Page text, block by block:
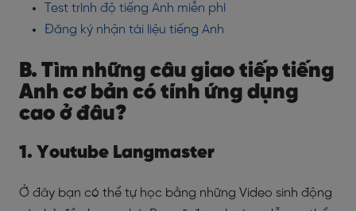
Test trình độ tiếng Anh miễn phí
Đăng ký nhận tài liệu tiếng Anh
B. Tìm những câu giao tiếp tiếng
Anh cơ bản có tính ứng dụng
cao ở đâu?
1. Youtube Langmaster
Ở đây bạn có thể tự học bằng những Video sinh động